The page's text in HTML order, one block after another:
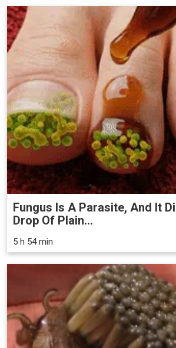
Fungus Is A Parasite, And It
Drop Of Plain...
5 h 54 min